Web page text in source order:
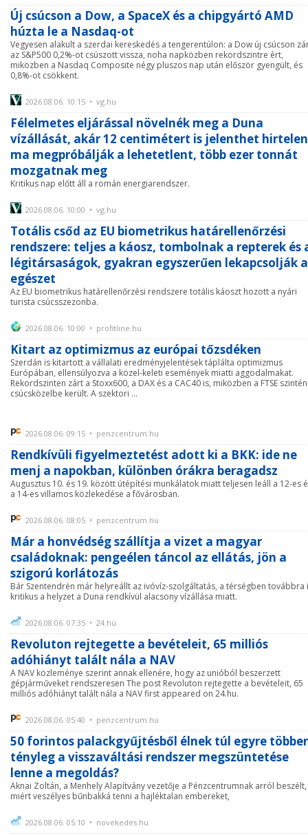
Új csúcson a Dow, a SpaceX és a chipgyártó AMD
húzta le a Nasdaq-ot
Vegyesen alakult a szerdai kereskedés a tengerentúlon: a Dow új csúcson
az S&P500 0,2%-ot csúszott vissza, noha napközben rekordszintre ért,
miközben a Nasdaq Composite négy pluszos nap után először gyengült, és
0,8%-ot csökkent.
2026.08.06. 10:15 • vg.hu
Félelmetes eljárással növelnék meg a Duna
vízállását, akár 12 centimétert is jelenthet
ma megpróbálják a lehetetlent, több ezer tonnát
mozgatnak meg
Kritikus nap előtt áll a román energiarendszer.
2026.08.06. 10:00 • vg.hu
Totális csőd az EU biometrikus határellenőrzési
rendszere: teljes a káosz, tombolnak a repterek és
légitársaságok, gyakran egyszerűen lekapcsolják
egészet
Az EU biometrikus határellenőrzési rendszere totális káoszt hozott a nyári
turista csúcsszezonba.
2026.08.06. 10:00 • profitline.hu
Kitart az optimizmus az európai tőzsdéken
Szerdán is kitartott a vállalati eredményjelentések táplálta optimizmus
Európában, ellensúlyozva a közel-keleti események miatti aggodalmakat.
Rekordszinten zárt a Stoxx600, a DAX és a CAC40 is, miközben a FTSE szintén
csúcsközelbe került. A szektori ...
2026.08.06. 09:15 • penzcentrum.hu
Rendkívüli figyelmeztetést adott ki a BKK: ide ne
menj a napokban, különben órákra beragadsz
Augusztus 10. és 19. között útépítési munkálatok miatt teljesen leáll a 12-es
a 14-es villamos közlekedése a fővárosban.
2026.08.06. 08:05 • penzcentrum.hu
Már a honvédség szállítja a vizet a magyar
családoknak: pengeélen táncol az ellátás, jön a
szigorú korlátozás
Bár Szentendrén már helyreállt az ivóvíz-szolgáltatás, a térségben továbbra
kritikus a helyzet a Duna rendkívül alacsony vízállása miatt.
2026.08.06. 07:35 • 24.hu
Revoluton rejtegette a bevételeit, 65 milliós
adóhiányt talált nála a NAV
A NAV közleménye szerint annak ellenére, hogy az unióból beszerzett
gépjárműveket rendszeresen The post Revoluton rejtegette a bevételeit, 65
milliós adóhiányt talált nála a NAV first appeared on 24.hu.
2026.08.06. 05:40 • penzcentrum.hu
50 forintos palackgyűjtésből élnek túl egyre
tényleg a visszaváltási rendszer megszüntetése
lenne a megoldás?
Aknai Zoltán, a Menhely Alapítvány vezetője a Pénzcentrumnak arról beszélt,
miért veszélyes bűnbakká tenni a hajléktalan embereket,
2026.08.06. 05:10 • novekedes.hu